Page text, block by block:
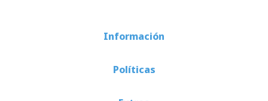
Información
Políticas